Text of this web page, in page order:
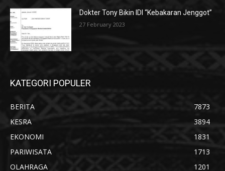
Dokter Tony Bikin IDI “Kebakaran Jenggot”
27 February 2023
KATEGORI POPULER
BERITA
7873
KESRA
3894
EKONOMI
1831
PARIWISATA
1713
OLAHRAGA
1201